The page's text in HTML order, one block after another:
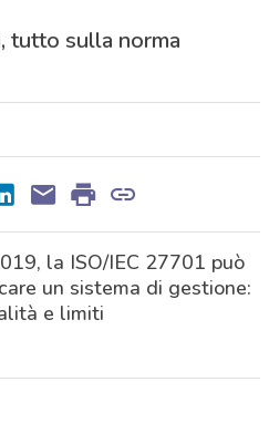
tutto sulla norma
la ISO/IEC 27701 può
un sistema di gestione:
e limiti